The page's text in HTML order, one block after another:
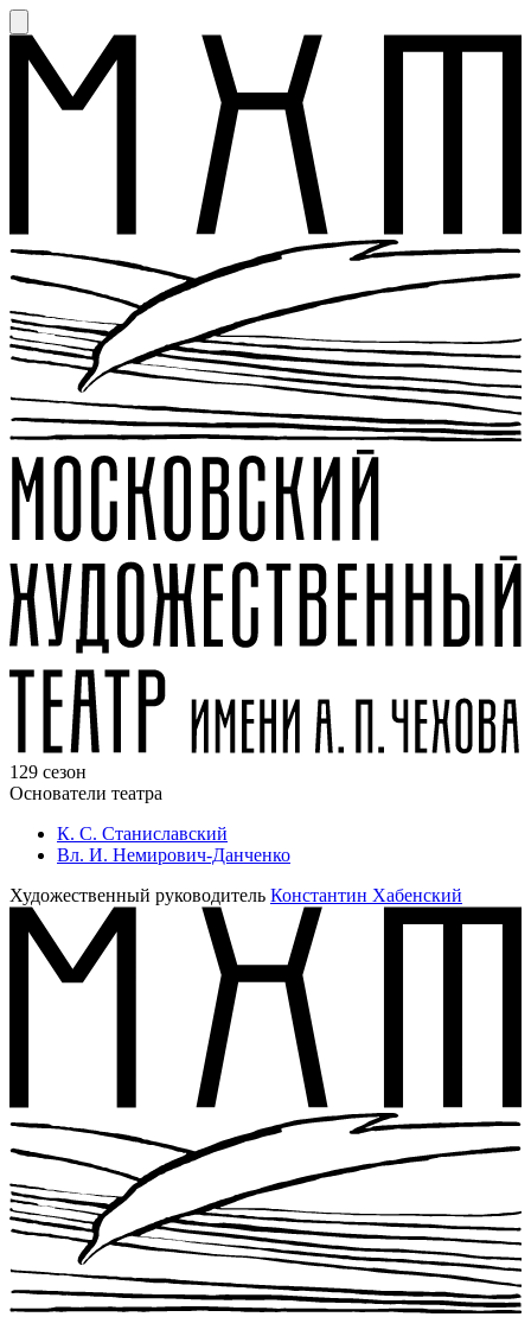
129 сезон
Основатели театра
К. С. Станиславский
Вл. И. Немирович-Данченко
Художественный руководитель Константин Хабенский